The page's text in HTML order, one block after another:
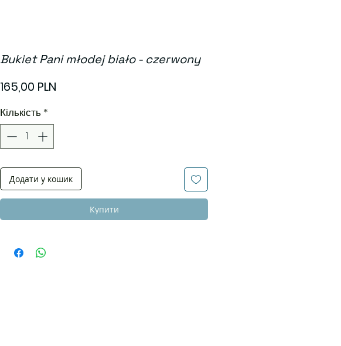
Bukiet Pani młodej biało - czerwony
165,00 PLN
Кількість *
Додати у кошик
Купити